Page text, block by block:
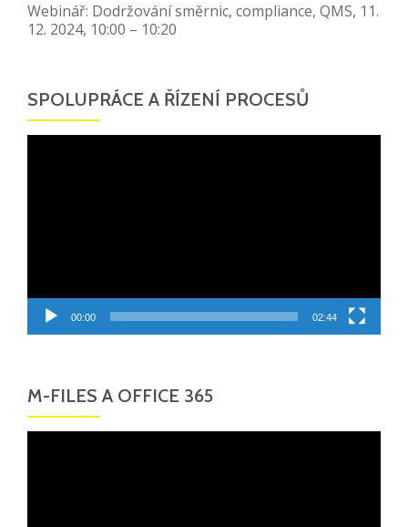
Webinář: Dodržování směrnic, compliance, QMS, 11.
12. 2024, 10:00 – 10:20
SPOLUPRÁCE A ŘÍZENÍ PROCESŮ
00:00 02:44
M-FILES A OFFICE 365